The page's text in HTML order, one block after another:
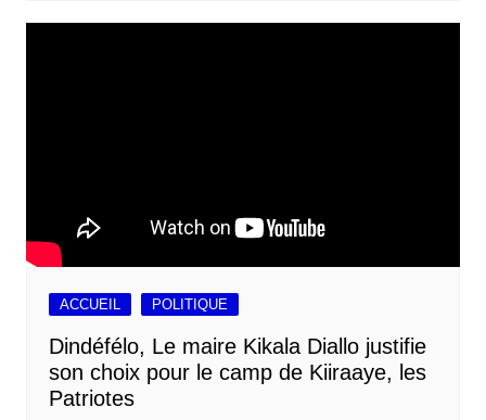
ACCUEIL POLITIQUE
Dindéfélo, Le maire Kikala Diallo justifie
son choix pour le camp de Kiiraaye, les
Patriotes